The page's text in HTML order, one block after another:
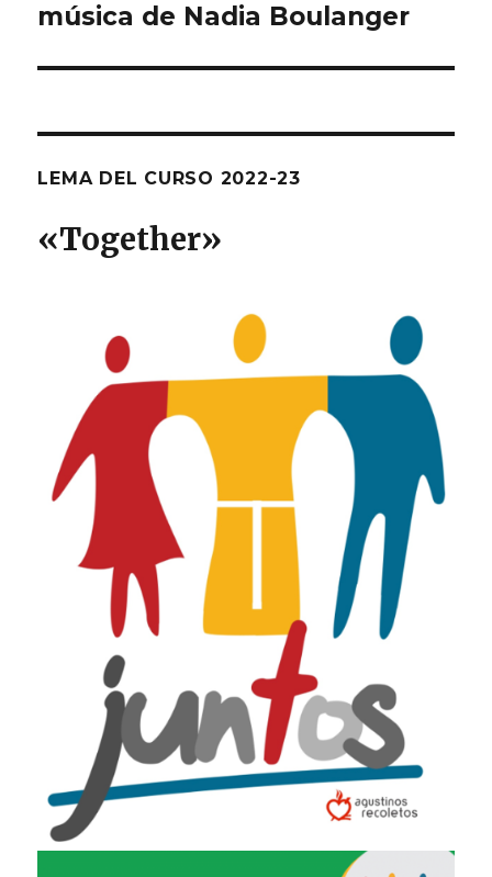
siguiente:
música de Nadia Boulanger
LEMA DEL CURSO 2022-23
«Together»